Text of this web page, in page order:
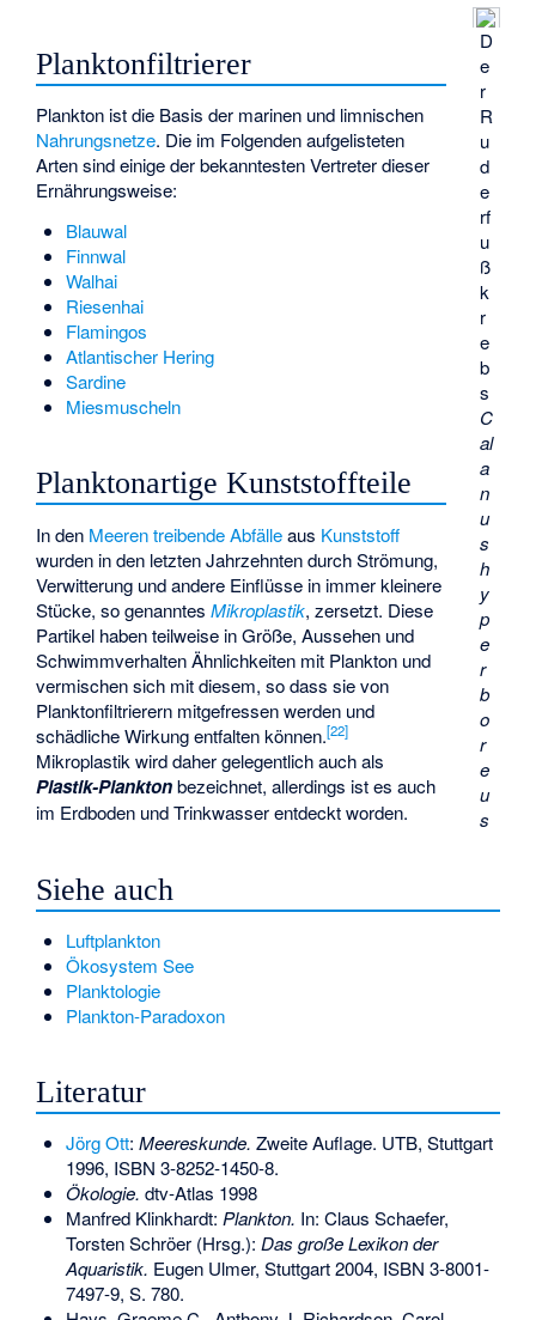
D
e
r
R
u
d
e
rf
u
ß
k
r
e
b
s
C
al
a
n
u
s
h
y
p
e
r
b
o
r
e
u
s
Planktonfiltrierer
Plankton ist die Basis der marinen und limnischen
Nahrungsnetze. Die im Folgenden aufgelisteten
Arten sind einige der bekanntesten Vertreter dieser
Ernährungsweise:
Blauwal
Finnwal
Walhai
Riesenhai
Flamingos
Atlantischer Hering
Sardine
Miesmuscheln
Planktonartige Kunststoffteile
In den Meeren treibende Abfälleaus Kunststoff
wurden in den letzten Jahrzehnten durch Strömung,
Verwitterung und andere Einflüsse in immer kleinere
Stücke, so genanntesMikroplastik, zersetzt. Diese
Partikel haben teilweise in Größe, Aussehen und
Schwimmverhalten Ähnlichkeiten mit Plankton und
vermischen sich mit diesem, so dass sie von
Planktonfiltrierern mitgefressen werden und
schädliche Wirkung entfalten können.[22]
Mikroplastik wird daher gelegentlich auch als
Plastik-Planktonbezeichnet, allerdings ist es auch
im Erdboden und Trinkwasser entdeckt worden.
Siehe auch
Luftplankton
Ökosystem See
Planktologie
Plankton-Paradoxon
Literatur
Jörg Ott: Meereskunde. Zweite Auflage. UTB, Stuttgart
1996, ISBN 3-8252-1450-8.
Ökologie. dtv-Atlas 1998
Manfred Klinkhardt: Plankton. In: Claus Schaefer,
Torsten Schröer (Hrsg.): Das große Lexikon der
Aquaristik. Eugen Ulmer, Stuttgart 2004, ISBN 3-8001-
7497-9, S. 780.